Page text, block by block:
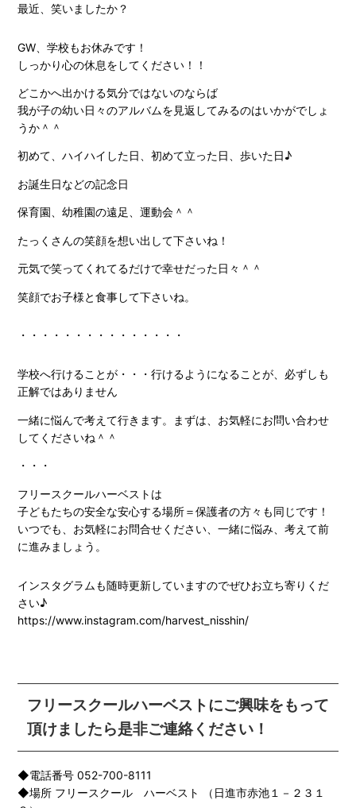
最近、笑いましたか？
GW、学校もお休みです！
しっかり心の休息をしてください！！
どこかへ出かける気分ではないのならば
我が子の幼い日々のアルバムを見返してみるのはいかがでしょ
うか＾＾
初めて、ハイハイした日、初めて立った日、歩いた日♪
お誕生日などの記念日
保育園、幼稚園の遠足、運動会＾＾
たっくさんの笑顔を想い出して下さいね！
元気で笑ってくれてるだけで幸せだった日々＾＾
笑顔でお子様と食事して下さいね。
・・・・・・・・・・・・・・・
学校へ行けることが・・・行けるようになることが、必ずしも
正解ではありません
一緒に悩んで考えて行きます。まずは、お気軽にお問い合わせ
してくださいね＾＾
・・・
フリースクールハーベストは
子どもたちの安全な安心する場所＝保護者の方々も同じです！
いつでも、お気軽にお問合せください、一緒に悩み、考えて前
に進みましょう。
インスタグラムも随時更新していますのでぜひお立ち寄りくだ
さい♪
https://www.instagram.com/harvest_nisshin/
フリースクールハーベストにご興味をもって
頂けましたら是非ご連絡ください！
◆電話番号 052-700-8111
◆場所 フリースクール ハーベスト （日進市赤池１－２３１